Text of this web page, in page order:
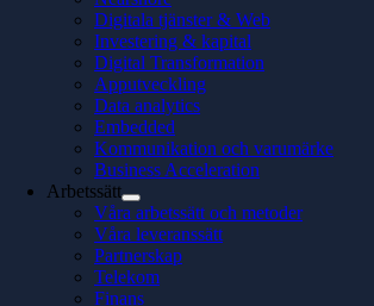
Digitala tjänster & Web
Investering & kapital
Digital Transformation
Apputveckling
Data analytics
Embedded
Kommunikation och varumärke
Business Acceleration
Arbetssätt
Våra arbetssätt och metoder
Våra leveranssätt
Partnerskap
Telekom
Finans